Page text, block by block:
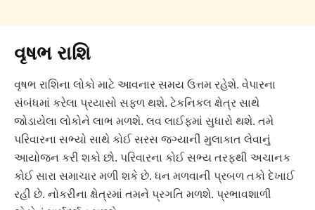
વૃષભ રાશિ
વૃષભ રાશિના લોકો માટે આવનાર સમય ઉત્તમ રહેશે. વેપારના
સંબંધમાં કરેલા પ્રયાસો સફળ થશે. ટેકનિકલ ક્ષેત્ર સાથે
જોડાયેલા લોકોને લાભ મળશે. લવ લાઈફમાં સુધારો થશે. તમે
પરિવારના સભ્યો સાથે કોઈ સરસ જગ્યાની મુલાકાત લેવાનું
આયોજન કરી શકો છો. પરિવારના કોઈ સભ્ય તરફથી અચાનક
કોઈ સારા સમાચાર મળી શકે છે. ધન મળવાની પ્રબળ તકો દેખાઈ
રહી છે. નોકરીના ક્ષેત્રમાં તમને પ્રગતિ મળશે. પ્રભાવશાળી